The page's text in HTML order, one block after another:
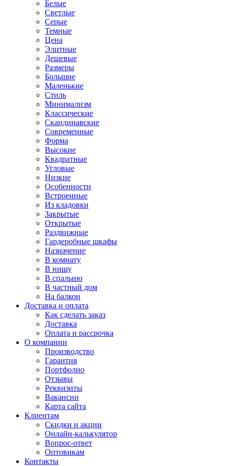
Белые
Светлые
Серые
Темные
Цена
Элитные
Дешевые
Размеры
Большие
Маленькие
Стиль
Минимализм
Классические
Скандинавские
Современные
Форма
Высокие
Квадратные
Угловые
Низкие
Особенности
Встроенные
Из кладовки
Закрытые
Открытые
Раздвижные
Гардеробные шкафы
Назначение
В комнату
В нишу
В спальню
В частный дом
На балкон
Доставка и оплата
Как сделать заказ
Доставка
Оплата и рассрочка
О компании
Производство
Гарантия
Портфолио
Отзывы
Реквизиты
Вакансии
Карта сайта
Клиентам
Скидки и акции
Онлайн-калькулятор
Вопрос-ответ
Оптовикам
Контакты